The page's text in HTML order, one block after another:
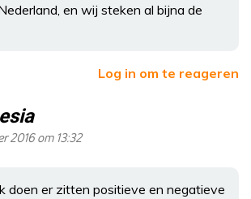
en wij steken al bijna de
Log in om te reageren
2016 om 13:32
doen er zitten positieve en negatieve